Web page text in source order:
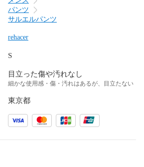
パンツ
サルエルパンツ
rehacer
S
目立った傷や汚れなし
細かな使用感・傷・汚れはあるが、目立たない
東京都